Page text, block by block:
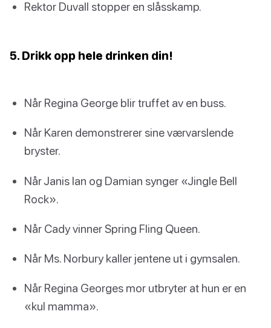
Rektor Duvall stopper en slåsskamp.
5. Drikk opp hele drinken din!
Når Regina George blir truffet av en buss.
Når Karen demonstrerer sine værvarslende
bryster.
Når Janis Ian og Damian synger «Jingle Bell
Rock».
Når Cady vinner Spring Fling Queen.
Når Ms. Norbury kaller jentene ut i gymsalen.
Når Regina Georges mor utbryter at hun er en
«kul mamma».